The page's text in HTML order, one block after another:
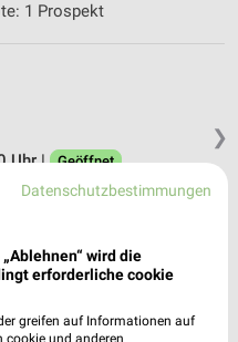
1 Prospekt
❯
Uhr | Geöffnet
86
Datenschutzbestimmungen
wird die
erforderliche cookie
greifen auf Informationen auf
cookie und anderen